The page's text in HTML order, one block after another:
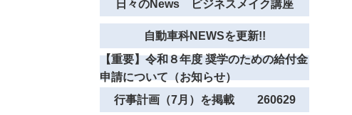
日々のNews ビジネスメイク講座
自動車科NEWSを更新!!
【重要】令和８年度 奨学のための給付金
申請について（お知らせ）
行事計画（7月）を掲載 260629